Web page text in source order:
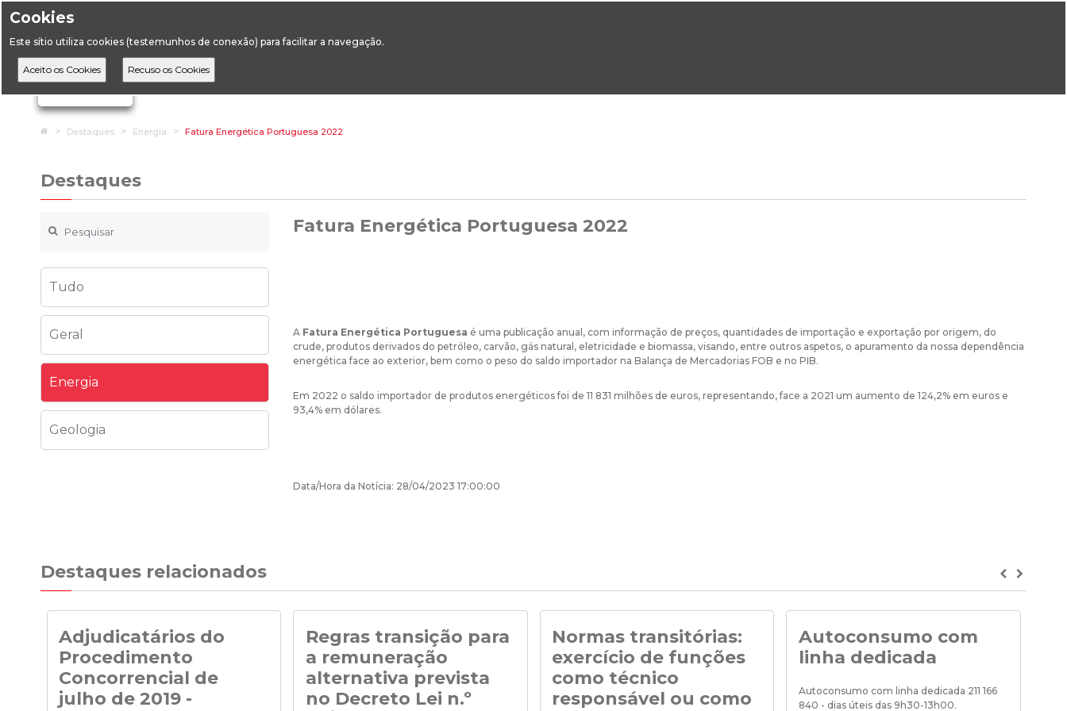
Cookies
Este sítio utiliza cookies (testemunhos de conexão) para facilitar a navegação.
Ignorar links de navegação
HomeDestaques Energia Fatura Energética Portuguesa 2022
Destaques
Tudo
Geral
Energia
Geologia
Fatura Energética Portuguesa 2022
A Fatura Energética Portuguesa é uma publicação anual, com informação de preços, quantidades de importação e exportação por origem, do
crude, produtos derivados do petróleo, carvão, gás natural, eletricidade e biomassa, visando, entre outros aspetos, o apuramento da nossa dependência
energética face ao exterior, bem como o peso do saldo importador na Balança de Mercadorias FOB e no PIB.
Em 2022 o saldo importador de produtos energéticos foi de 11 831 milhões de euros, representando, face a 2021 um aumento de 124,2% em euros e
93,4% em dólares.
Data/Hora da Notícia: 28/04/2023 17:00:00
Destaques relacionados Previous
Adjudicatários do
Procedimento
Concorrencial de
julho de 2019 -
Regras transição para
a remuneração
alternativa prevista
no Decreto Lei n.º
Normas transitórias:
exercício de funções
como técnico
responsável ou como
Autoconsumo com
linha dedicada
Autoconsumo com linha dedicada 211 166
840 - dias úteis das 9h30-13h00.